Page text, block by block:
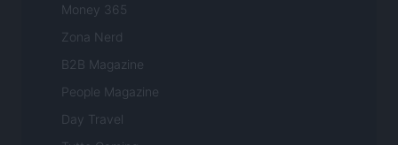
Money 365
Zona Nerd
B2B Magazine
People Magazine
Day Travel